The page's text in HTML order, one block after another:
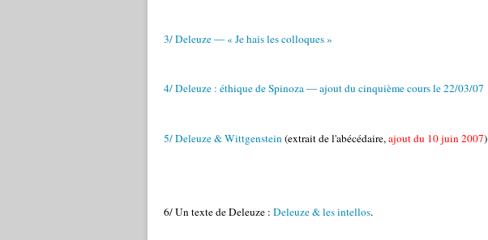
3/ Deleuze — « Je hais les colloques »
4/ Deleuze : éthique de Spinoza — ajout du cinquième cours le 22/03/07
5/ Deleuze & Wittgenstein(extrait de l'abécédaire,ajout du 10 juin 2007)
6/ Un texte de Deleuze : Deleuze & les intellos.